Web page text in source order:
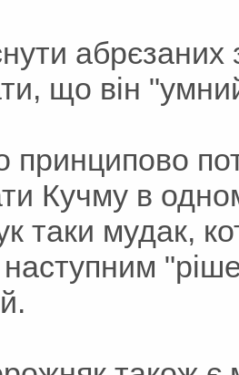
абрєзаних
що він
принципово
Кучму в
таки мудак,
наступним